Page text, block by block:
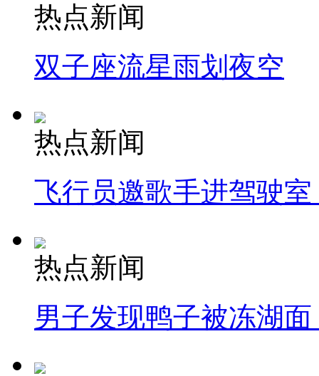
热点新闻
双子座流星雨划夜空
热点新闻
飞行员邀歌手进驾驶
热点新闻
男子发现鸭子被冻湖